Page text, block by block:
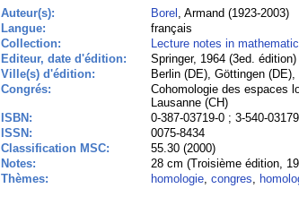
Auteur(s): Borel , Armand (1923-2003)
Langue:
français
Collection:
Lecture notes in
Editeur, date d'édition:
Springer, 1964 (3ed. édition)
Ville(s) d'édition:
Berlin (DE), Göttingen (DE),
Congrés:
Cohomologie des espaces
Lausanne (CH)
ISBN:
0-387-03719-0 ; 3-540-
ISSN:
0075-8434
Classification MSC:
55.30 (2000)
Notes:
28 cm (Troisième édition,
Thèmes:
homologie, congres,